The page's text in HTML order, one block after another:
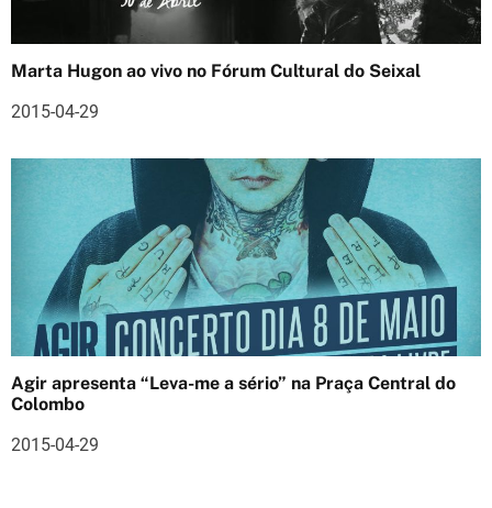
o
s
Marta Hugon ao vivo no Fórum Cultural do Seixal
2015-04-29
Agir apresenta “Leva-me a sério” na Praça Central do
Colombo
2015-04-29